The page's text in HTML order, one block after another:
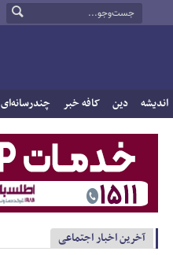
اندیشه دین کافه خبر چندرسانه‌ای
آخرین اخبار اجتماعی